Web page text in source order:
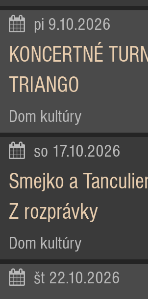
pi 9.10.2026
KONCERTNÉ
TRIANGO
Dom kultúry
so 17.10.2026
Smejko a
Z rozprávky
Dom kultúry
št 22.10.2026